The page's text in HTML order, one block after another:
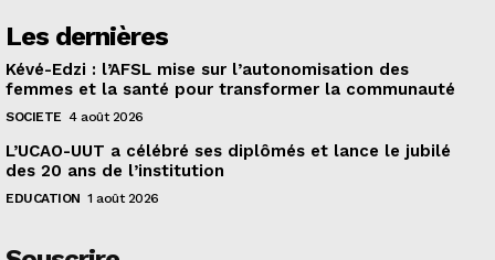
Les dernières
Kévé-Edzi : l’AFSL mise sur l’autonomisation des
femmes et la santé pour transformer la communauté
SOCIETE 4 août 2026
L’UCAO-UUT a célébré ses diplômés et lance le jubilé
des 20 ans de l’institution
EDUCATION 1 août 2026